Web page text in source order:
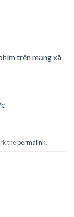
trên mạng xã
thepermalink.